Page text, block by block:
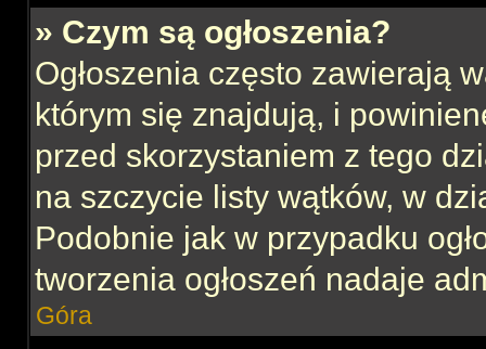
» Czym są ogłoszenia?
Ogłoszenia często zawierają
którym się znajdują, i
przed skorzystaniem z tego
na szczycie listy wątków, w
Podobnie jak w przypadku
tworzenia ogłoszeń nadaje
Góra